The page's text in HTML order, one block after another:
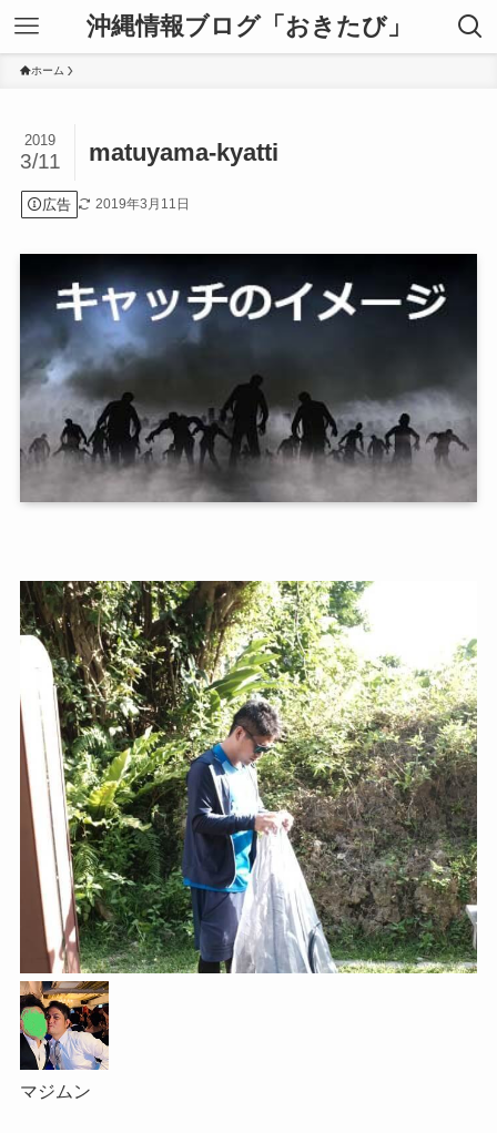
沖縄情報ブログ「おきたび」
ホーム
matuyama-kyatti
2019
3/11
広告 2019年3月11日
マジムン